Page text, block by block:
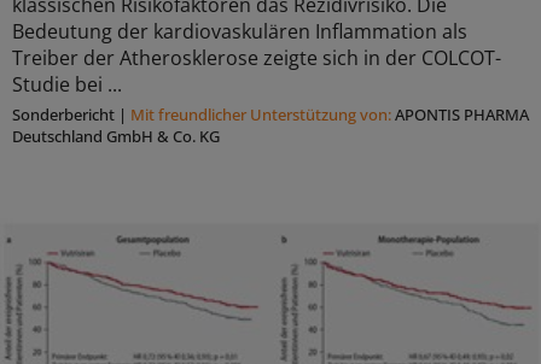
Bedeutung der kardiovaskulären Inflammation als
Treiber der Atherosklerose zeigte sich in der COLCOT-
Studie bei ...
Sonderbericht | Mit freundlicher Unterstützung von:APONTIS PHARMA
Deutschland GmbH & Co. KG